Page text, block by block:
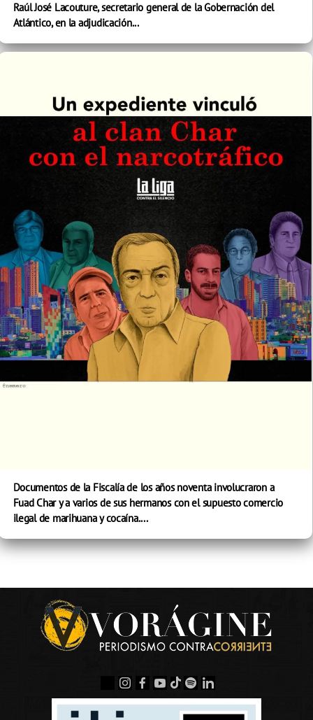
Raúl José Lacouture, secretario general de la Gobernación del
Atlántico, en la adjudicación...
Documentos de la Fiscalía de los años noventa involucraron a
Fuad Char y a varios de sus hermanos con el supuesto comercio
ilegal de marihuana y cocaína....